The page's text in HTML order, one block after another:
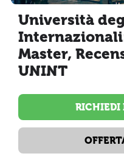
Università
Master,
UNINT
RICHIEDI